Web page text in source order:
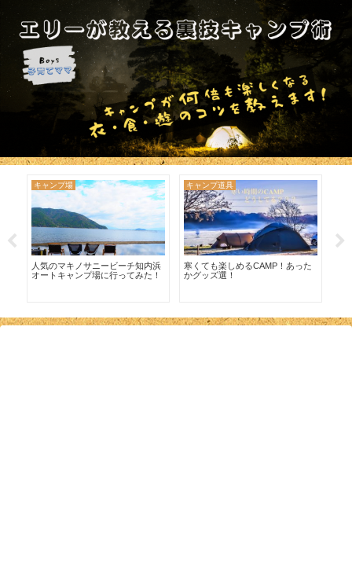
キャンプ場
人気のマキノサニービーチ知内浜
オートキャンプ場に行ってみた！
キャンプ道具
寒くても楽しめるCAMP！あった
かグッズ選！